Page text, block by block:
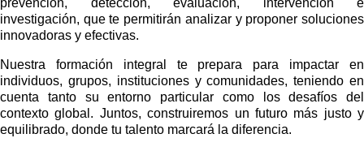
prevención, detección, evaluación, intervención e
investigación, que te permitirán analizar y proponer soluciones
innovadoras y efectivas.
Nuestra formación integral te prepara para impactar en
individuos, grupos, instituciones y comunidades, teniendo en
cuenta tanto su entorno particular como los desafíos del
contexto global. Juntos, construiremos un futuro más justo y
equilibrado, donde tu talento marcará la diferencia.